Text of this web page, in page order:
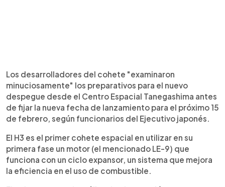
Los desarrolladores del cohete "examinaron
minuciosamente" los preparativos para el nuevo
despegue desde el Centro Espacial Tanegashima antes
de fijar la nueva fecha de lanzamiento para el próximo 15
de febrero, según funcionarios del Ejecutivo japonés.
El H3 es el primer cohete espacial en utilizar en su
primera fase un motor (el mencionado LE-9) que
funciona con un ciclo expansor, un sistema que mejora
la eficiencia en el uso de combustible.